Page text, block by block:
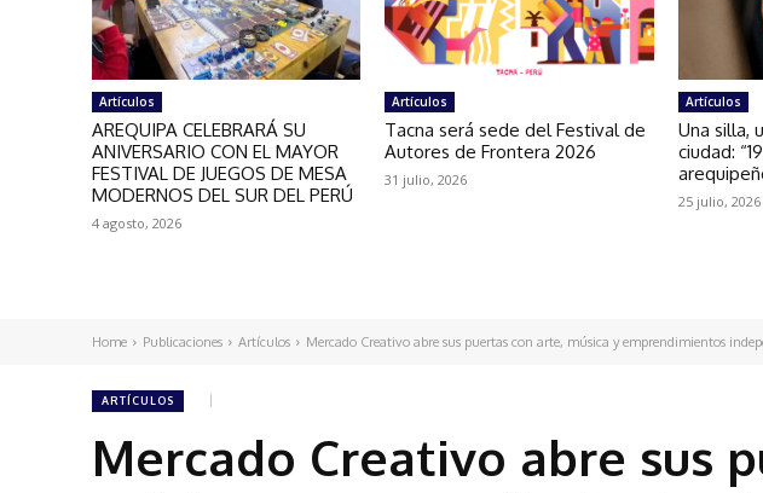
Artículos
AREQUIPA CELEBRARÁ SU
ANIVERSARIO CON EL MAYOR
FESTIVAL DE JUEGOS DE MESA
MODERNOS DEL SUR DEL PERÚ
4 agosto, 2026
Artículos
Tacna será sede del Festival de
Autores de Frontera 2026
31 julio, 2026
Artículos
Una silla,
ciudad:
25 julio, 2026